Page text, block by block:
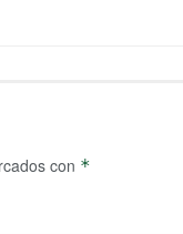
con *